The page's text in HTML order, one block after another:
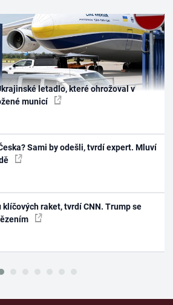
letadlo, které ohrožoval v
municí
Sami by odešli, tvrdí expert. Mluví
raket, tvrdí CNN. Trump se